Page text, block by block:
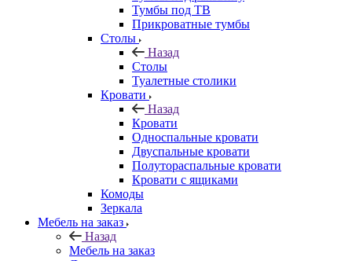
Тумбы под ТВ
Прикроватные тумбы
Столы
Назад
Столы
Туалетные столики
Кровати
Назад
Кровати
Односпальные кровати
Двуспальные кровати
Полутораспальные кровати
Кровати с ящиками
Комоды
Зеркала
Мебель на заказ
Назад
Мебель на заказ